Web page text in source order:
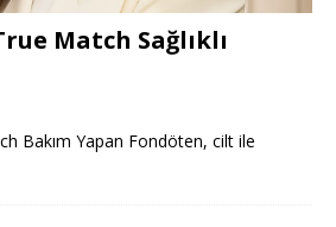
Match Sağlıklı
Bakım Yapan Fondöten, cilt ile